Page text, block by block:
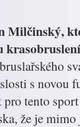
Milčinský,
s novou
pro tento
že je